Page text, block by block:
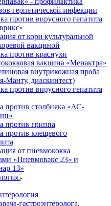
герпетической инфекции
против вирусного гепатита
от кори культуральной
вакциной
против краснухи
вакцина «Менактра»
внутрикожная проба
Манту, диаскинтест)
против вирусного гепатита
против столбняка «АС-
против гриппа
против клещевого
от пневмококка
«Пневмовакс 23» и
13»
гастроэнтеролога,